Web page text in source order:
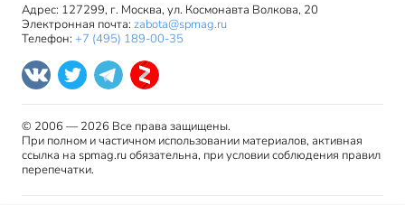
Адрес: 127299, г. Москва, ул. Космонавта Волкова, 20
Электронная почта: zabota@spmag.ru
Телефон: +7 (495) 189-00-35
© 2006 — 2026 Все права защищены.
При полном и частичном использовании материалов, активная
ссылка на spmag.ru обязательна, при условии соблюдения правил
перепечатки.